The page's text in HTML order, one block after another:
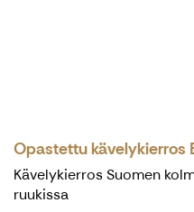
Opastettu kävelykierros
Kävelykierros Suomen
ruukissa